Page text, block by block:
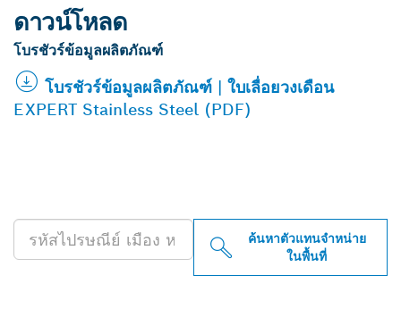
ดาวน์โหลด
โบรชัวร์ข้อมูลผลิตภัณฑ์
โบรชัวร์ข้อมูลผลิตภัณฑ์ | ใบเลื่อยวงเดือน
EXPERT Stainless Steel (PDF)
ค้นหาตัวแทนจำหน่าย
ในพื้นที่